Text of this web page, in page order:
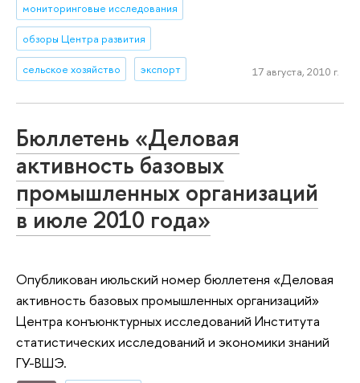
мониторинговые исследования
обзоры Центра развития
сельское хозяйство экспорт 17 августа, 2010 г.
Бюллетень «Деловая
активность базовых
промышленных организаций
в июле 2010 года»
Опубликован июльский номер бюллетеня «Деловая
активность базовых промышленных организаций»
Центра конъюнктурных исследований Института
статистических исследований и экономики знаний
ГУ-ВШЭ.